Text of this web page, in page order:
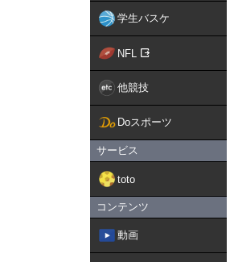
学生バスケ
NFL
他競技
Doスポーツ
サービス
toto
コンテンツ
動画